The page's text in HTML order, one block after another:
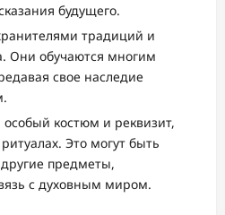
будущего.
традиций и
Они обучаются многим
свое наследие
костюм и реквизит,
Это могут быть
предметы,
с духовным миром.